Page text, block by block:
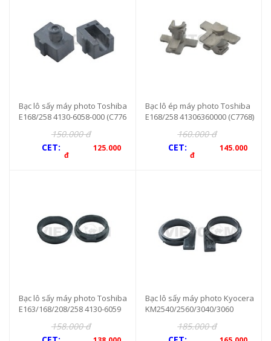
Bạc lô sấy máy photo Toshiba
E168/258 4130-6058-000 (C776
150.000 đ
CET:
125.000
đ
Bạc lô ép máy photo Toshiba
E168/258 41306360000 (C7768)
160.000 đ
CET:
145.000
đ
Bạc lô sấy máy photo Toshiba
E163/168/208/258 4130-6059
158.000 đ
Bạc lô sấy máy photo Kyocera
KM2540/2560/3040/3060
185.000 đ